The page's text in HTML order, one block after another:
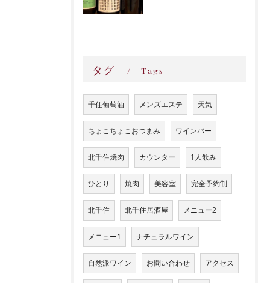
タグ Tags
千住葡萄酒 メンズエステ 天気
ちょこちょこおつまみ ワインバー
北千住焼肉 カウンター 1人飲み
ひとり 焼肉 美容室 完全予約制
北千住 北千住居酒屋 メニュー2
メニュー1 ナチュラルワイン
自然派ワイン お問い合わせ アクセス